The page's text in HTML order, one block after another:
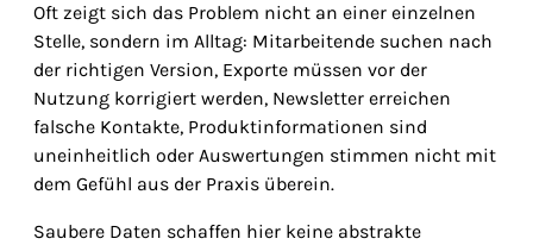
Oft zeigt sich das Problem nicht an einer einzelnen
Stelle, sondern im Alltag: Mitarbeitende suchen nach
der richtigen Version, Exporte müssen vor der
Nutzung korrigiert werden, Newsletter erreichen
falsche Kontakte, Produktinformationen sind
uneinheitlich oder Auswertungen stimmen nicht mit
dem Gefühl aus der Praxis überein.
Saubere Daten schaffen hier keine abstrakte